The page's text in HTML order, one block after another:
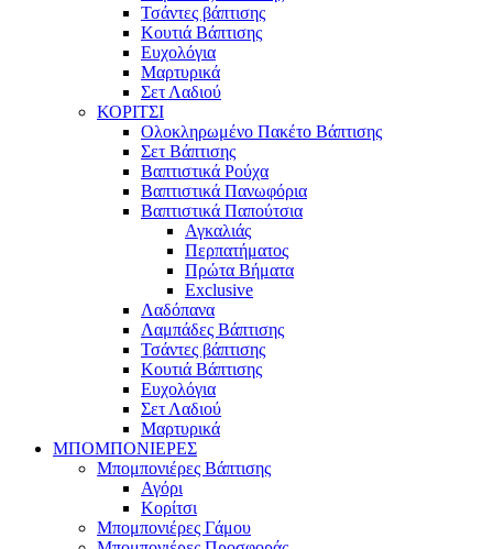
Τσάντες βάπτισης
Κουτιά Βάπτισης
Ευχολόγια
Μαρτυρικά
Σετ Λαδιού
ΚΟΡΙΤΣΙ
Ολοκληρωμένο Πακέτο Βάπτισης
Σετ Βάπτισης
Βαπτιστικά Ρούχα
Βαπτιστικά Πανωφόρια
Βαπτιστικά Παπούτσια
Αγκαλιάς
Περπατήματος
Πρώτα Βήματα
Exclusive
Λαδόπανα
Λαμπάδες Βάπτισης
Τσάντες βάπτισης
Κουτιά Βάπτισης
Ευχολόγια
Σετ Λαδιού
Μαρτυρικά
ΜΠΟΜΠΟΝΙΕΡΕΣ
Μπομπονιέρες Βάπτισης
Αγόρι
Κορίτσι
Μπομπονιέρες Γάμου